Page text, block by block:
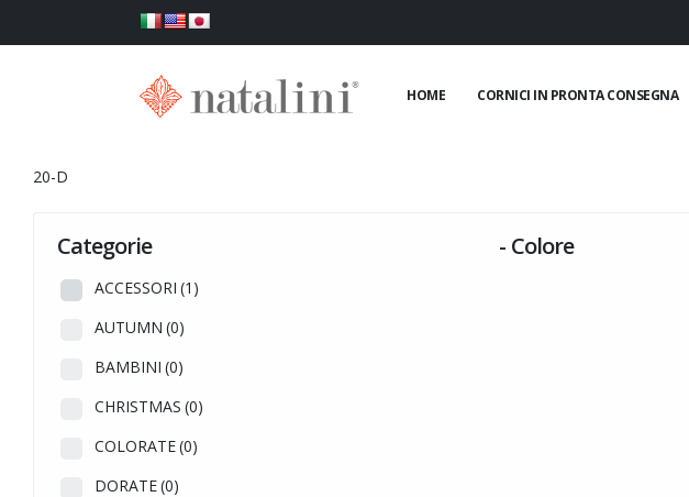
HOME CORNICI IN PRONTA CONSEGNA
20-D
Categorie -
ACCESSORI (1)
AUTUMN (0)
BAMBINI (0)
CHRISTMAS (0)
COLORATE(0)
DORATE(0)
Colore